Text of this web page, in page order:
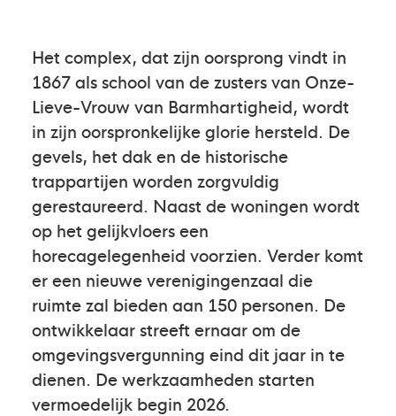
Het complex, dat zijn oorsprong vindt in
1867 als school van de zusters van Onze-
Lieve-Vrouw van Barmhartigheid, wordt
in zijn oorspronkelijke glorie hersteld. De
gevels, het dak en de historische
trappartijen worden zorgvuldig
gerestaureerd. Naast de woningen wordt
op het gelijkvloers een
horecagelegenheid voorzien. Verder komt
er een nieuwe verenigingenzaal die
ruimte zal bieden aan 150 personen. De
ontwikkelaar streeft ernaar om de
omgevingsvergunning eind dit jaar in te
dienen. De werkzaamheden starten
vermoedelijk begin 2026.